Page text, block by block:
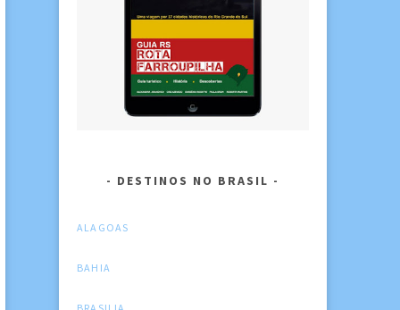
DESTINOS NO BRASIL
ALAGOAS
BAHIA